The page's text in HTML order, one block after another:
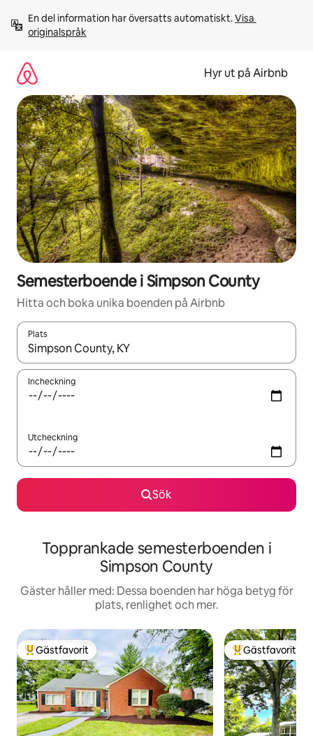
innehåll
En del information har översatts automatiskt. Visa
originalspråk
Hyr ut på Airbnb
Semesterboende i Simpson County
Hitta och boka unika boenden på Airbnb
Plats
När resultaten är tillgängliga kan du navigera med upp- och
Incheckning
Utcheckning
Sök
Topprankade semesterboenden i
Simpson County
Gäster håller med: Dessa boenden har höga betyg för
plats, renlighet och mer.
Populär gästfavorit
Gästfavorit Populär
Gästfavorit